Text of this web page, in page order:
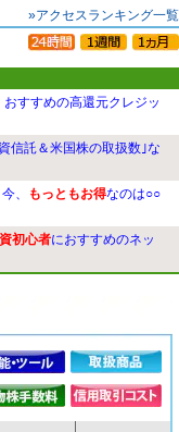
»アクセスランキング一覧
すすめの高還元クレジッ
信託＆米国株の取扱数｣な
、 もっともお得なのは○○
初心者におすすめのネッ